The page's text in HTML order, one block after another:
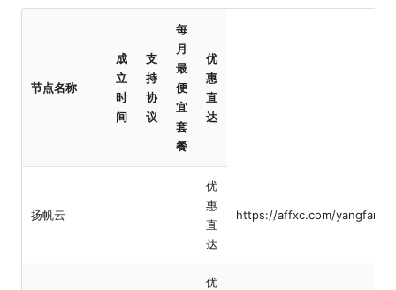
节点名称
成
立
时
间
支
持
协
议
每
月
最
便
宜
套
餐
优
惠
直
达
扬帆云
优
惠
直
达
https://affxc.com/
优